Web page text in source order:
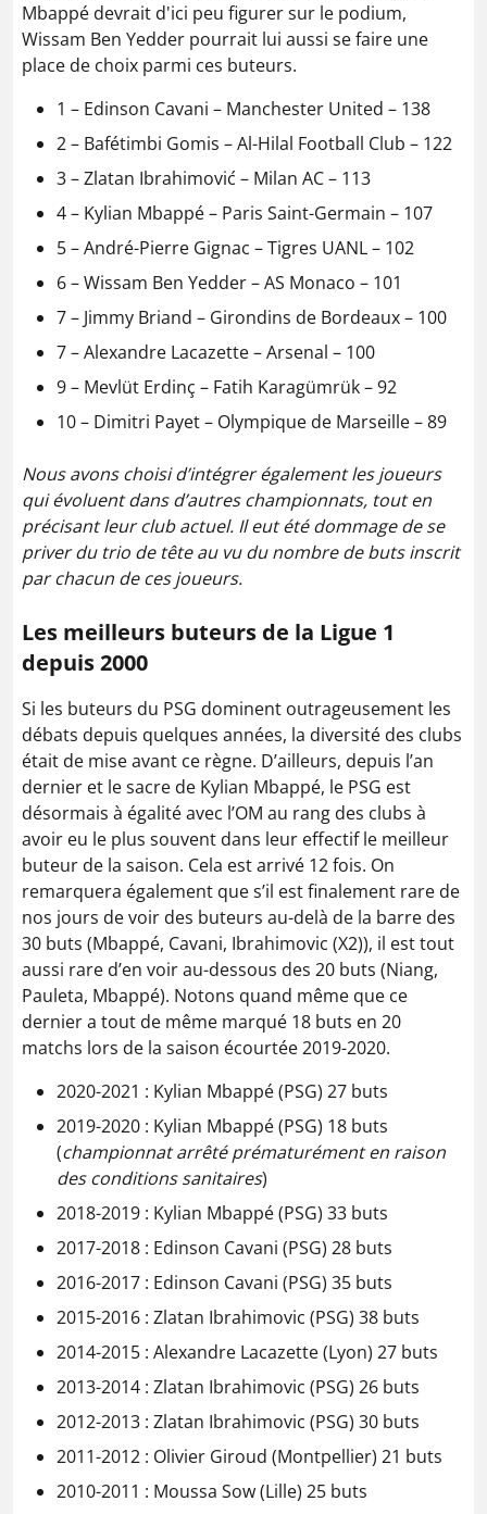
Mbappé devrait d'ici peu figurer sur le podium,
Wissam Ben Yedder pourrait lui aussi se faire une
place de choix parmi ces buteurs.
1 – Edinson Cavani – Manchester United – 138
2 – Bafétimbi Gomis – Al-Hilal Football Club – 122
3 – Zlatan Ibrahimović – Milan AC – 113
4 – Kylian Mbappé – Paris Saint-Germain – 107
5 – André-Pierre Gignac – Tigres UANL – 102
6 – Wissam Ben Yedder – AS Monaco – 101
7 – Jimmy Briand – Girondins de Bordeaux – 100
7 – Alexandre Lacazette – Arsenal – 100
9 – Mevlüt Erdinç – Fatih Karagümrük – 92
10 – Dimitri Payet – Olympique de Marseille – 89
Nous avons choisi d’intégrer également les joueurs
qui évoluent dans d’autres championnats, tout en
précisant leur club actuel. Il eut été dommage de se
priver du trio de tête au vu du nombre de buts inscrit
par chacun de ces joueurs.
Les meilleurs buteurs de la Ligue 1
depuis 2000
Si les buteurs du PSG dominent outrageusement les
débats depuis quelques années, la diversité des clubs
était de mise avant ce règne. D’ailleurs, depuis l’an
dernier et le sacre de Kylian Mbappé, le PSG est
désormais à égalité avec l’OM au rang des clubs à
avoir eu le plus souvent dans leur effectif le meilleur
buteur de la saison. Cela est arrivé 12 fois. On
remarquera également que s’il est finalement rare de
nos jours de voir des buteurs au-delà de la barre des
30 buts (Mbappé, Cavani, Ibrahimovic (X2)), il est tout
aussi rare d’en voir au-dessous des 20 buts (Niang,
Pauleta, Mbappé). Notons quand même que ce
dernier a tout de même marqué 18 buts en 20
matchs lors de la saison écourtée 2019-2020.
2020-2021 : Kylian Mbappé (PSG) 27 buts
2019-2020 : Kylian Mbappé (PSG) 18 buts
(championnat arrêté prématurément en raison
des conditions sanitaires)
2018-2019 : Kylian Mbappé (PSG) 33 buts
2017-2018 : Edinson Cavani (PSG) 28 buts
2016-2017 : Edinson Cavani (PSG) 35 buts
2015-2016 : Zlatan Ibrahimovic (PSG) 38 buts
2014-2015 : Alexandre Lacazette (Lyon) 27 buts
2013-2014 : Zlatan Ibrahimovic (PSG) 26 buts
2012-2013 : Zlatan Ibrahimovic (PSG) 30 buts
2011-2012 : Olivier Giroud (Montpellier) 21 buts
2010-2011 : Moussa Sow (Lille) 25 buts